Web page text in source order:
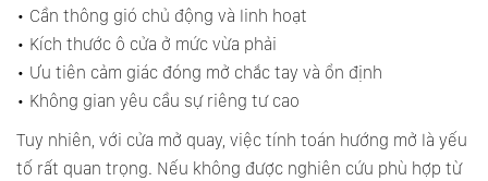
• Cần thông gió chủ động và linh hoạt
• Kích thước ô cửa ở mức vừa phải
• Ưu tiên cảm giác đóng mở chắc tay và ổn định
• Không gian yêu cầu sự riêng tư cao
Tuy nhiên, với cửa mở quay, việc tính toán hướng mở là yếu
tố rất quan trọng. Nếu không được nghiên cứu phù hợp từ